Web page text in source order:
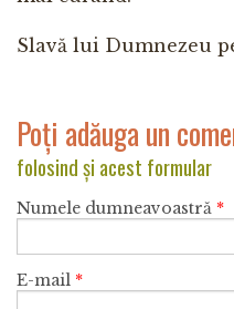
Slavă lui Dumnezeu
Poți adăuga un
folosind și acest formular
Numele dumneavoastră *
E-mail *